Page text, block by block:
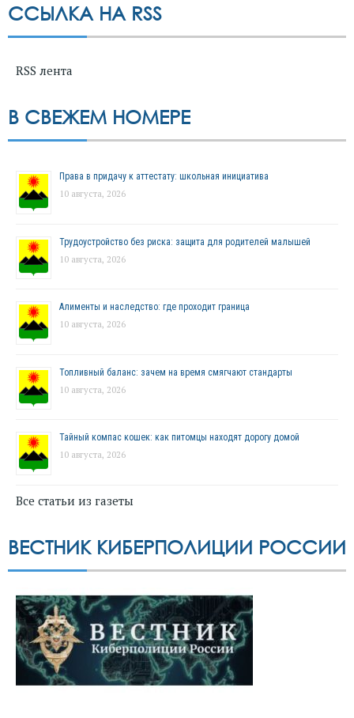
ССЫЛКА НА RSS
RSS лента
В СВЕЖЕМ НОМЕРЕ
Права в придачу к аттестату: школьная инициатива
10 августа, 2026
Трудоустройство без риска: защита для родителей малышей
10 августа, 2026
Алименты и наследство: где проходит граница
10 августа, 2026
Топливный баланс: зачем на время смягчают стандарты
10 августа, 2026
Тайный компас кошек: как питомцы находят дорогу домой
10 августа, 2026
Все статьи из газеты
ВЕСТНИК КИБЕРПОЛИЦИИ РОССИИ